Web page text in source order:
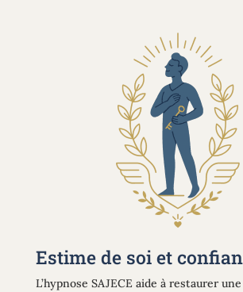
Estime de soi et
L’hypnose SAJECE aide à restaurer